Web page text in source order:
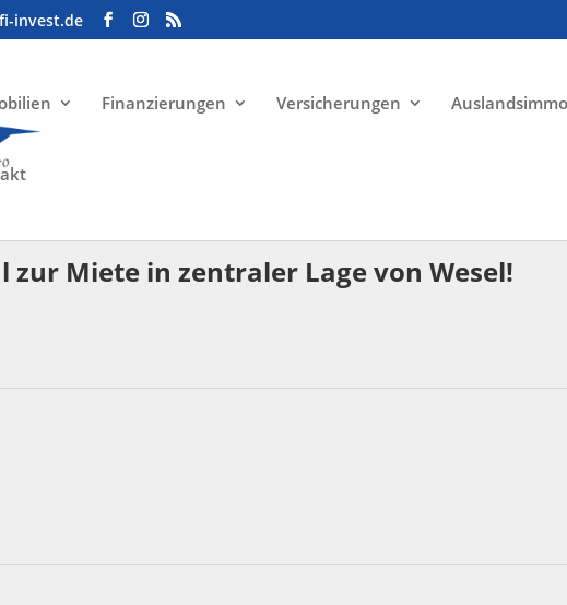
invest.de
Finanzierungen Versicherungen
Miete in zentraler Lage von Wesel!